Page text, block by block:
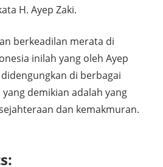
H. Ayep Zaki.
berkeadilan merata di
inilah yang oleh Ayep
di berbagai
demikian adalah yang
dan kemakmuran.